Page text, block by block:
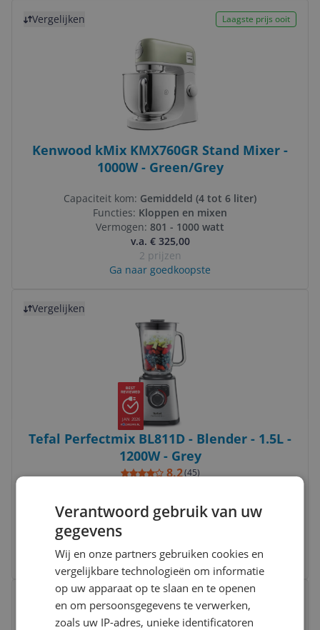
Vergelijken Laagste prijs ooit
Kenwood kMix KMX760GR Stand Mixer -
1000W - Green/Grey
Capaciteit kom: Gemiddeld (4 tot 6 liter)
Functies: Kloppen en mixen
Vermogen: 801 - 1000 watt
v.a. € 325,00
2 prijzen
Ga naar goedkoopste
Vergelijken
JAN 2026
Tefal Perfectmix BL811D - Blender - 1.5L -
1200W - Grey
8.2(45)
Functies:
Smoothies
Vermogen:1000 tot 1250 watt
Ga naar goedkoopste
Vergelijken
Bekijk product
Verantwoord gebruik van uw
gegevens
Wij en onze partners gebruiken cookies en
vergelijkbare technologieën om informatie
op uw apparaat op te slaan en te openen
en om persoonsgegevens te verwerken,
zoals uw IP-adres, unieke identificatoren